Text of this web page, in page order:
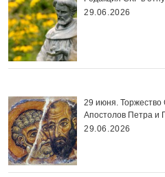
29.06.2026
29 июня.
Апостолов Петра и
29.06.2026